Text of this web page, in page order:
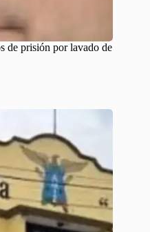
de prisión por lavado de